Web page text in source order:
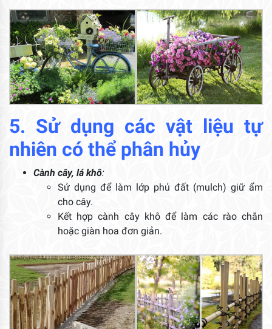
5. Sử dụng các vật liệu tự
nhiên có thể phân hủy
Cành cây, lá khô:
Sử dụng để làm lớp phủ đất (mulch) giữ ẩm
cho cây.
Kết hợp cành cây khô để làm các rào chắn
hoặc giàn hoa đơn giản.